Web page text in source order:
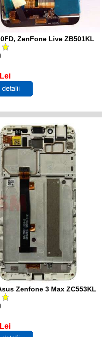
ZenFone Live ZB501KL
Lei
Zenfone 3 Max ZC553KL
Lei